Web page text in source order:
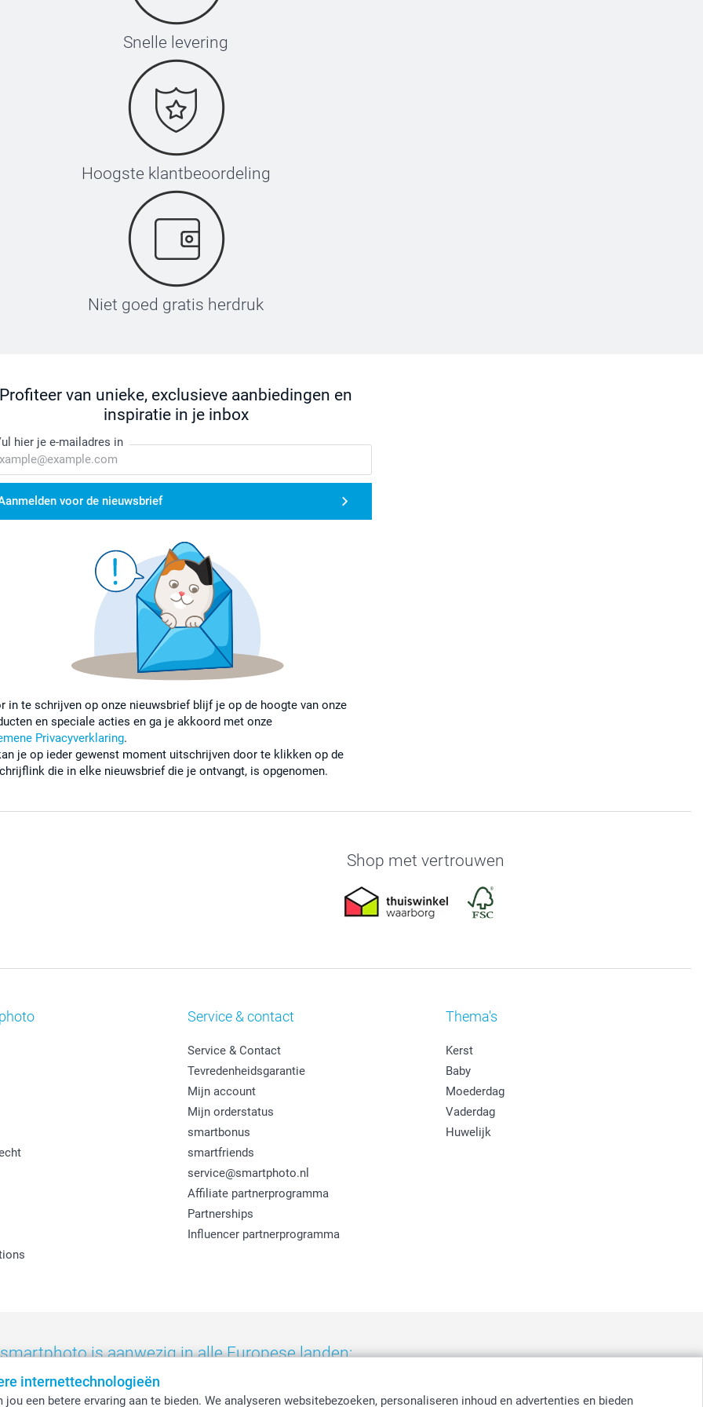
internettechnologieën
een betere ervaring aan te bieden. We analyseren websitebezoeken, personaliseren inhoud en advertenties en bieden
Snelle levering
Hoogste klantbeoordeling
Niet goed gratis herdruk
Profiteer van unieke, exclusieve aanbiedingen en
inspiratie in je inbox
hier je e-mailadres in
voor de nieuwsbrief
in te schrijven op onze nieuwsbrief blijf je op de hoogte van onze
en speciale acties en ga je akkoord met onze
Privacyverklaring.
je op ieder gewenst moment uitschrijven door te klikken op de
die in elke nieuwsbrief die je ontvangt, is opgenomen.
Shop met vertrouwen
Service & contact
Service & Contact
Tevredenheidsgarantie
Mijn account
Mijn orderstatus
smartbonus
smartfriends
service@smartphoto.nl
Affiliate partnerprogramma
Partnerships
Influencer partnerprogramma
Thema's
Kerst
Baby
Moederdag
Vaderdag
Huwelijk
smartphoto is aanwezig in alle Europese landen:
- Nederland - Norge - Österreich